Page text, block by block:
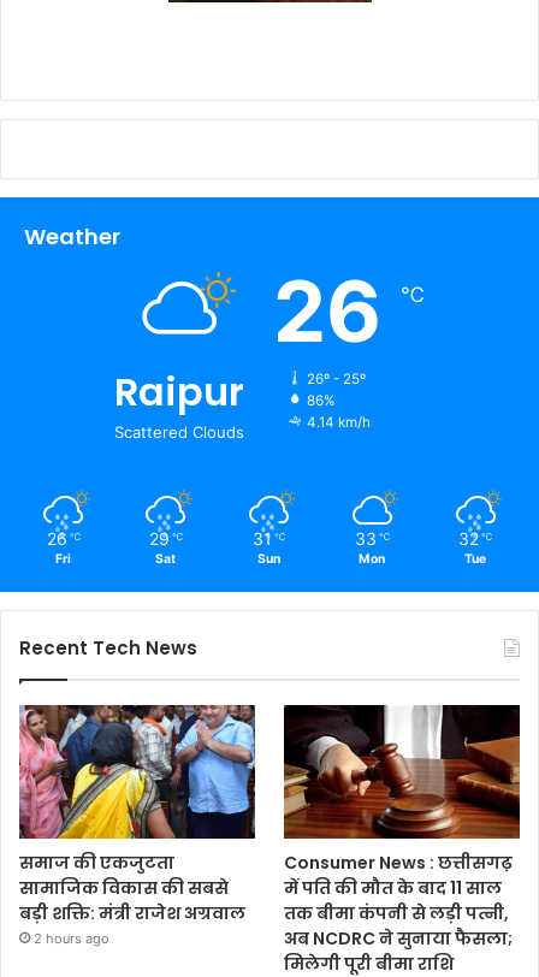
Weather
Raipur
Scattered Clouds
26 ℃
26º - 25º
86%
4.14 km/h
26 ℃
Fri
29 ℃
Sat
31 ℃
Sun
33 ℃
Mon
32 ℃
Tue
Recent Tech News
समाज की एकजुटता
सामाजिक विकास की सबसे
बड़ी शक्ति: मंत्री राजेश अग्रवाल
2 hours ago
Consumer News : छत्तीसगढ़
में पति की मौत के बाद 11 साल
तक बीमा कंपनी से लड़ी पत्नी,
अब NCDRC ने सुनाया फैसला;
मिलेगी पूरी बीमा राशि